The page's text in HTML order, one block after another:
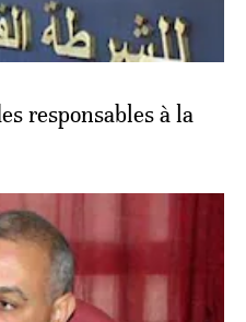
responsables à la